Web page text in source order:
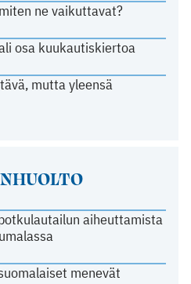
ne vaikuttavat?
osa kuukautiskiertoa
mutta yleensä
aiheuttamista
menevät